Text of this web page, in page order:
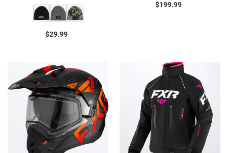
Prix
$29.99
Prix
$199.99
Torque
Team
Helmet
w/
E
Shield
&
Women's
Adrenaline
Jacket
22